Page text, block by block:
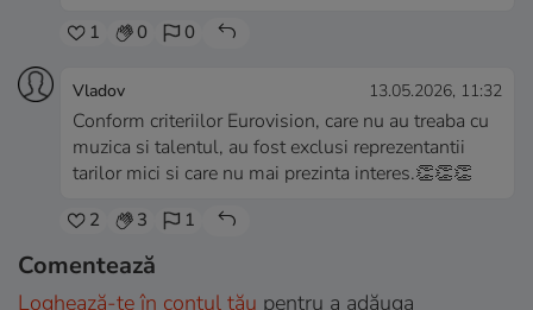
1 0 0
Vladov 13.05.2026, 11:32
Conform criteriilor Eurovision, care nu au treaba cu
muzica si talentul, au fost exclusi reprezentantii
tarilor mici si care nu mai prezinta interes.👏👏👏
2 3 1
Comentează
Loghează-te în contul tău pentru a adăuga